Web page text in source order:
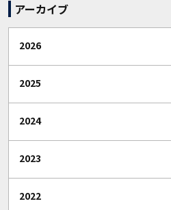
アーカイブ
2026
2025
2024
2023
2022